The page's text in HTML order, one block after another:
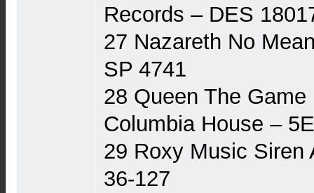
Records ‎– DES
27 Nazareth No
SP 4741
28 Queen The
Columbia House ‎–
29 Roxy Music Siren
36-127